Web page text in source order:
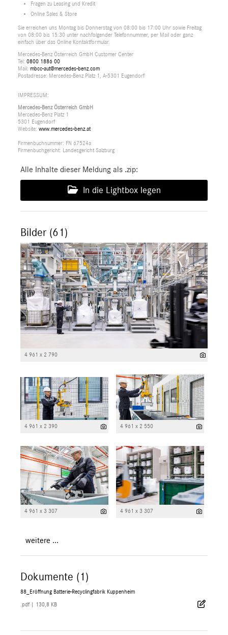
Fragen zu Leasing und Kredit
Online Sales & Store
Sie erreichen uns Montag bis Donnerstag von 08:00 bis 17:00 Uhr sowie Freitag
von 08:00 bis 15:30 unter nachfolgender Telefonnummer, per Mail oder ganz
einfach über das Online Kontaktformular.
Mercedes-Benz Österreich GmbH Customer Center
Tel: 0800 1886 00
Mail: mbcc-aut@mercedes-benz.com
Postadresse: Mercedes-Benz Platz 1, A-5301 Eugendorf
IMPRESSUM:
Mercedes-Benz Österreich GmbH
Mercedes-Benz Platz 1
5301 Eugendorf
Website: www.mercedes-benz.at
Firmenbuchnummer: FN 67524a
Firmenbuchgericht: Landesgericht Salzburg
Alle Inhalte dieser Meldung als .zip:
In die Lightbox legen
Bilder (61)
4 961 x 2 790
4 961 x 2 390 4 961 x 2 550
4 961 x 3 307 4 961 x 3 307
weitere ...
Dokumente (1)
88_Eröffnung Batterie-Recyclingfabrik Kuppenheim
.pdf 130,8 KB